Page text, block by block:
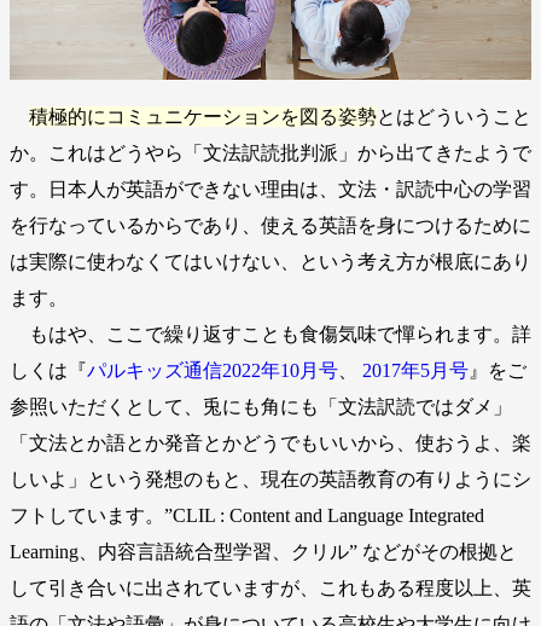
積極的にコミュニケーションを図る姿勢とはどういうこと
か。これはどうやら「文法訳読批判派」から出てきたようで
す。日本人が英語ができない理由は、文法・訳読中心の学習
を行なっているからであり、使える英語を身につけるために
は実際に使わなくてはいけない、という考え方が根底にあり
ます。
もはや、ここで繰り返すことも食傷気味で憚られます。詳
しくは『パルキッズ通信2022年10月号 2017年5月号 』をご
参照いただくとして、兎にも角にも「文法訳読ではダメ」
「文法とか語とか発音とかどうでもいいから、使おうよ、楽
しいよ」という発想のもと、現在の英語教育の有りようにシ
フトしています。”CLIL : Content and Language Integrated
Learning、内容言語統合型学習、クリル” などがその根拠と
して引き合いに出されていますが、これもある程度以上、英